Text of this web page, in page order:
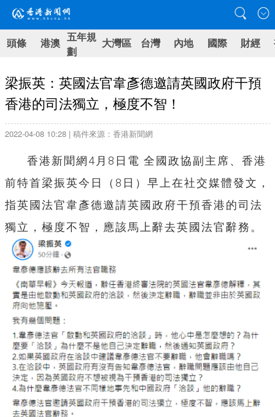
頭條 港澳 五年規
劃
大灣區 台灣 內地 國際 財經
梁振英：英國法官韋彥德邀請英國政府干預
香港的司法獨立，極度不智！
2022-04-08 10:28 | 稿件來源：香港新聞網
香港新聞網4月8日電 全國政協副主席、香港
前特首梁振英今日（8日）早上在社交媒體發文，
指英國法官韋彥德邀請英國政府干預香港的司法
獨立，極度不智，應該馬上辭去英國法官辭務。